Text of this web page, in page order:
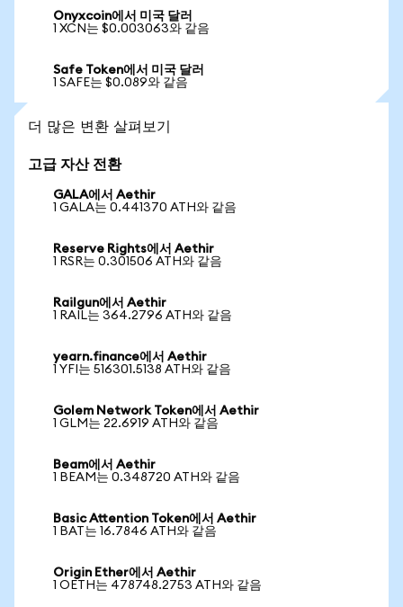
Onyxcoin에서 미국 달러
1 XCN는 $0.003063와 같음
Safe Token에서 미국 달러
1 SAFE는 $0.089와 같음
더 많은 변환 살펴보기
고급 자산 전환
GALA에서 Aethir
1 GALA는 0.441370 ATH와 같음
Reserve Rights에서 Aethir
1 RSR는 0.301506 ATH와 같음
Railgun에서 Aethir
1 RAIL는 364.2796 ATH와 같음
yearn.finance에서 Aethir
1 YFI는 516301.5138 ATH와 같음
Golem Network Token에서 Aethir
1 GLM는 22.6919 ATH와 같음
Beam에서 Aethir
1 BEAM는 0.348720 ATH와 같음
Basic Attention Token에서 Aethir
1 BAT는 16.7846 ATH와 같음
Origin Ether에서 Aethir
1 OETH는 478748.2753 ATH와 같음